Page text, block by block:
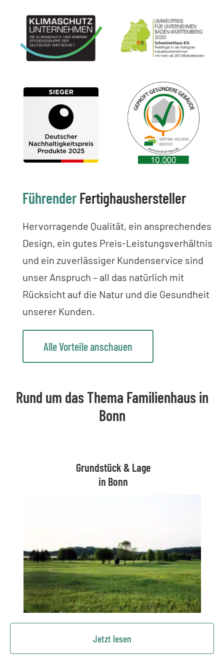
FührenderFertighaushersteller
Hervorragende Qualität, ein ansprechendes
Design, ein gutes Preis-Leistungsverhältnis
und ein zuverlässiger Kundenservice sind
unser Anspruch – all das natürlich mit
Rücksicht auf die Natur und die Gesundheit
unserer Kunden.
Alle Vorteile anschauen
Rund um das Thema Familienhaus in
Bonn
Grundstück & Lage
in Bonn
Jetzt lesen